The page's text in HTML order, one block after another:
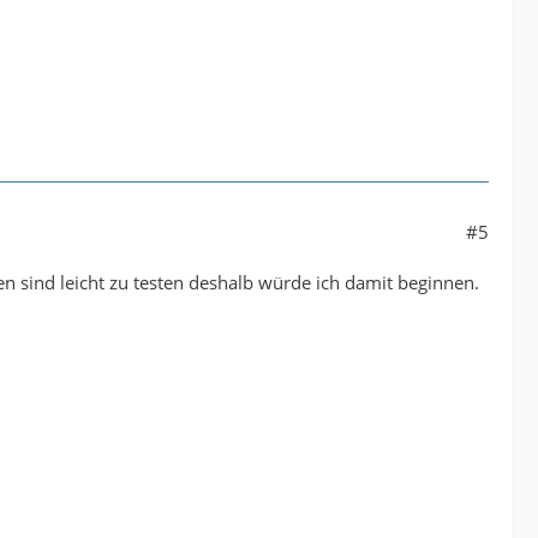
#5
sind leicht zu testen deshalb würde ich damit beginnen.